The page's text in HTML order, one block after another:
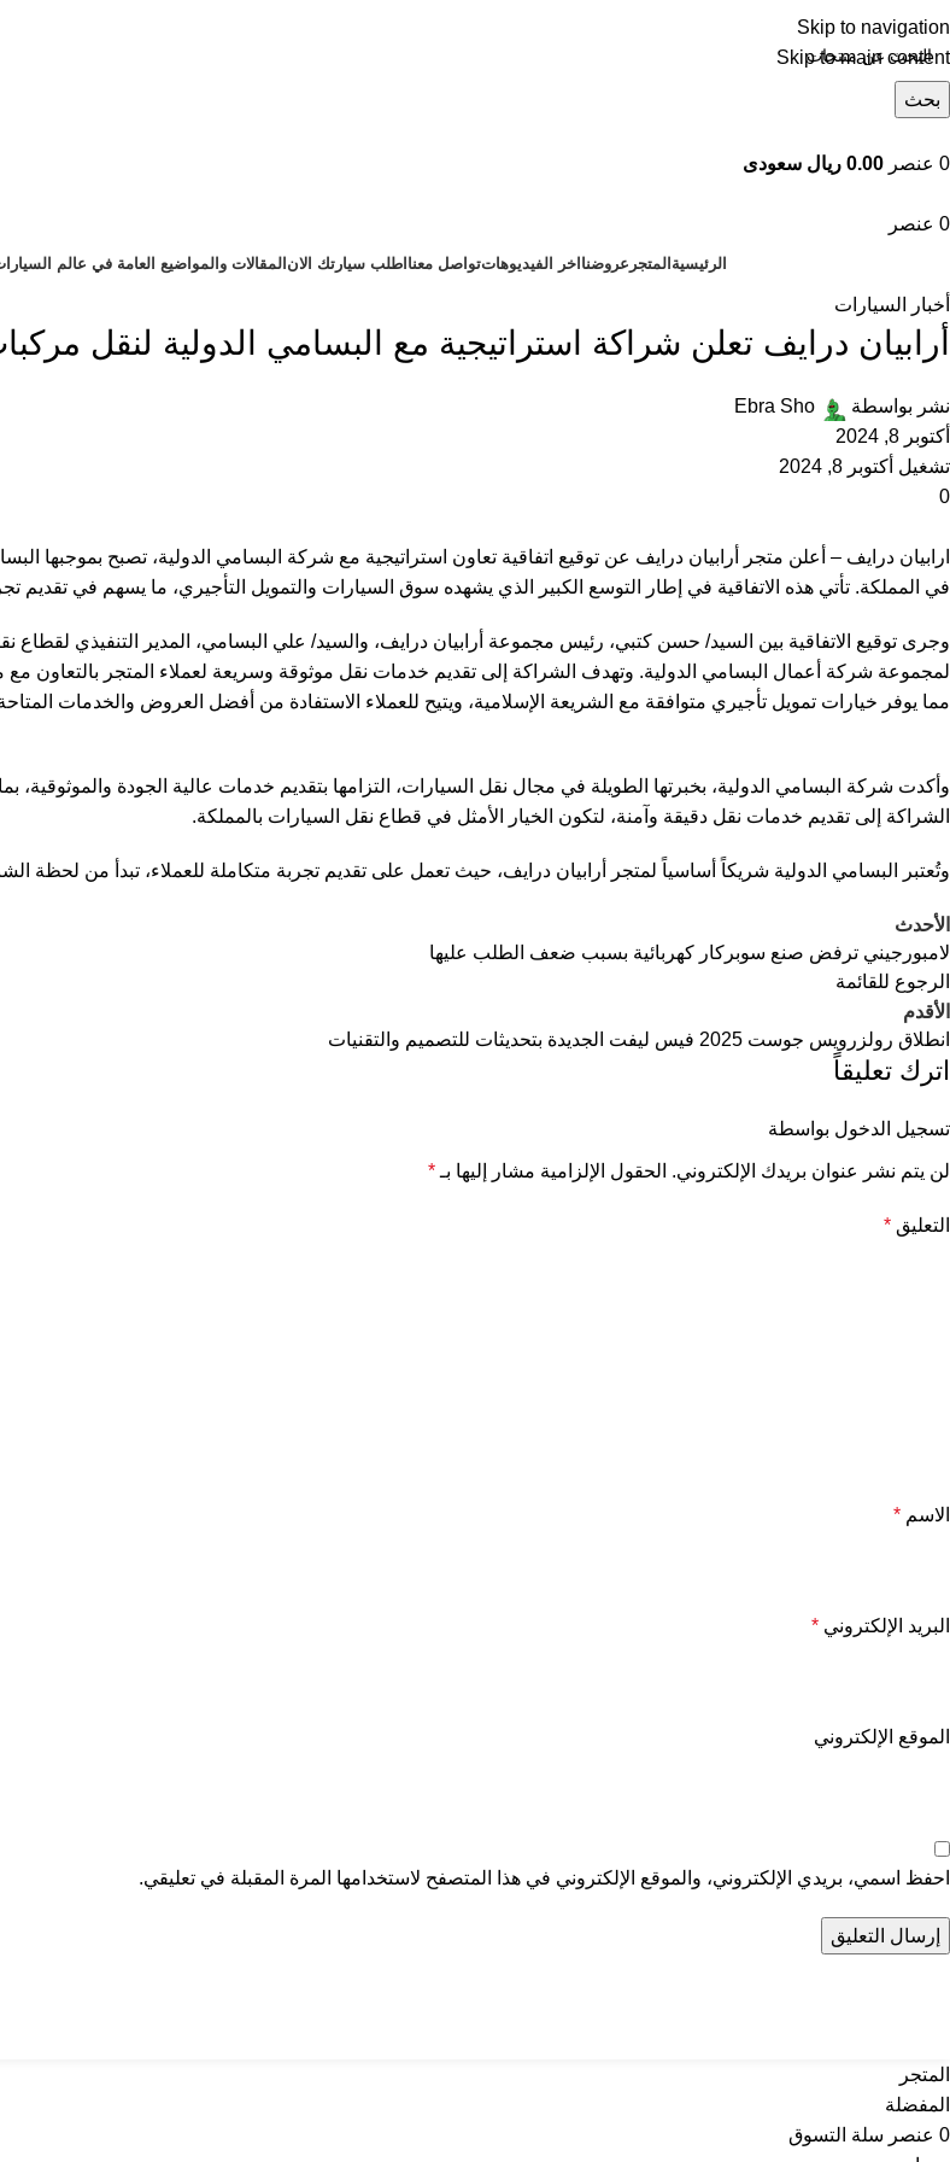
Skip to navigation
Skip to main content
بحث
0 عنصر 0.00 ريال سعودى
0 عنصر
الرئيسية المتجر عروضنا اخر الفيديوهاتتواصل معنا اطلب سيارتك الان المقالات والمواضيع العامة في عالم
أخبار السيارات
أرابيان درايف تعلن شراكة استراتيجية مع البسامي الدولية لنقل
نشر بواسطة
Ebra Sho
أكتوبر 8, 2024
تشغيل أكتوبر 8, 2024
0
ارابيان درايف – أعلن متجر أرابيان درايف عن توقيع اتفاقية تعاون استراتيجية مع شركة البسامي الدولية، تصبح بموجبها
في المملكة. تأتي هذه الاتفاقية في إطار التوسع الكبير الذي يشهده سوق السيارات والتمويل التأجيري، ما يسهم في تقديم
وجرى توقيع الاتفاقية بين السيد/ حسن كتبي، رئيس مجموعة أرابيان درايف، والسيد/ علي البسامي، المدير التنفيذي لقطاع
لمجموعة شركة أعمال البسامي الدولية. وتهدف الشراكة إلى تقديم خدمات نقل موثوقة وسريعة لعملاء المتجر بالتعاون مع
مما يوفر خيارات تمويل تأجيري متوافقة مع الشريعة الإسلامية، ويتيح للعملاء الاستفادة من أفضل العروض والخدمات
وأكدت شركة البسامي الدولية، بخبرتها الطويلة في مجال نقل السيارات، التزامها بتقديم خدمات عالية الجودة
الشراكة إلى تقديم خدمات نقل دقيقة وآمنة، لتكون الخيار الأمثل في قطاع نقل السيارات بالمملكة.
وتُعتبر البسامي الدولية شريكاً أساسياً لمتجر أرابيان درايف، حيث تعمل على تقديم تجربة متكاملة للعملاء، تبدأ من لحظة
الأحدث
لامبورجيني ترفض صنع سوبركار كهربائية بسبب ضعف الطلب عليها
الرجوع للقائمة
الأقدم
انطلاق رولزرويس جوست 2025 فيس ليفت الجديدة بتحديثات للتصميم والتقنيات
اترك تعليقاً
تسجيل الدخول بواسطة
لن يتم نشر عنوان بريدك الإلكتروني. الحقول الإلزامية مشار إليها بـ *
التعليق *
الاسم *
البريد الإلكتروني *
الموقع الإلكتروني
احفظ اسمي، بريدي الإلكتروني، والموقع الإلكتروني في هذا المتصفح لاستخدامها المرة المقبلة في تعليقي.
المتجر
المفضلة
0 عنصر سلة التسوق